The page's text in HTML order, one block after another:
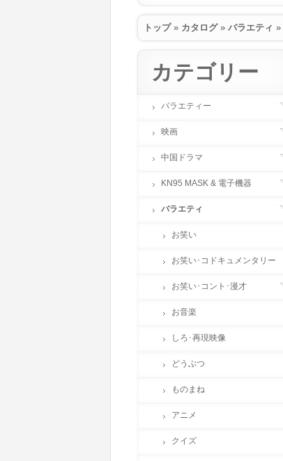
トップ» カタログ» バラエティ »
カテゴリー
バラエティー
映画
中国ドラマ
KN95 MASK & 電子機器
バラエティ
お笑い
お笑い･コドキュメンタリー
お笑い･コント･漫才
お音楽
しろ･再現映像
どうぶつ
ものまね
アニメ
クイズ